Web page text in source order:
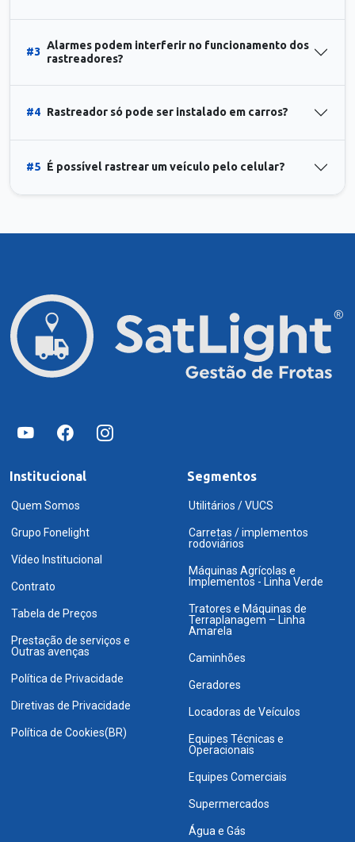
#3
Alarmes podem interferir no funcionamento dos
rastreadores?
#4 Rastreador só pode ser instalado em carros?
#5 É possível rastrear um veículo pelo celular?
Institucional
Quem Somos
Grupo Fonelight
Vídeo Institucional
Contrato
Tabela de Preços
Prestação de serviços e
Outras avenças
Política de Privacidade
Diretivas de Privacidade
Política de Cookies(BR)
Segmentos
Utilitários / VUCS
Carretas / implementos
rodoviários
Máquinas Agrícolas e
Implementos - Linha Verde
Tratores e Máquinas de
Terraplanagem – Linha
Amarela
Caminhões
Geradores
Locadoras de Veículos
Equipes Técnicas e
Operacionais
Equipes Comerciais
Supermercados
Água e Gás